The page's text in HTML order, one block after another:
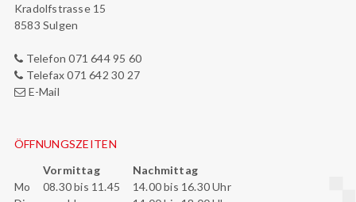
Kradolfstrasse 15
8583 Sulgen
Telefon 071 644 95 60
Telefax 071 642 30 27
E-Mail
ÖFFNUNGSZEITEN
Vormittag
Nachmittag
Mo
08.30 bis 11.45
14.00 bis 16.30 Uhr